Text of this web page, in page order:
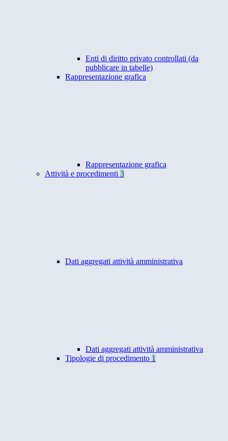
Enti di diritto privato controllati (da
pubblicare in tabelle)
Rappresentazione grafica
Rappresentazione grafica
Attività e procedimenti 3
Dati aggregati attività amministrativa
Dati aggregati attività amministrativa
Tipologie di procedimento 1